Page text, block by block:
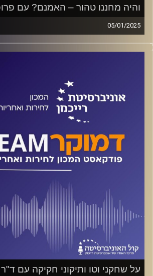
והיה מחננו טהור – האמנם? עם
05/01/2025
פודקאסט המכון לחירות ואחריות
על כל אלה ועוד ישוחח ד"ר חיים וייצמן עם
קרדיט תמונות:המכון לחירות ואחריות
על שחקני וטו ותיקוני חקיקה עם ד"ר